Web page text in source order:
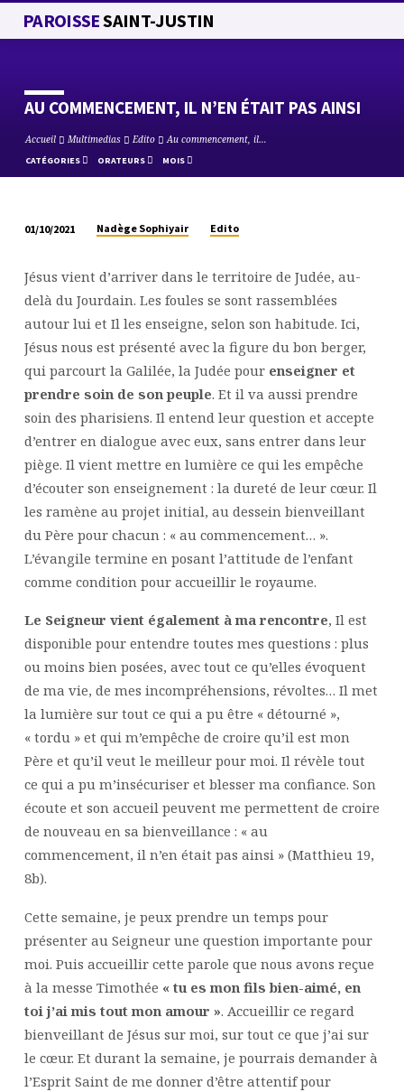
PAROISSESAINT-JUSTIN
AU COMMENCEMENT, IL N’EN ÉTAIT PAS AINSI
Accueil Multimedias Edito Au commencement, il…
CATÉGORIES ORATEURS MOIS
COMMENCEMENT,
IL
N’EN
ÉTAIT
PAS
AINSI
01/10/2021 Nadège Sophiyair Edito
Jésus vient d’arriver dans le territoire de Judée, au-
delà du Jourdain. Les foules se sont rassemblées
autour lui et Il les enseigne, selon son habitude. Ici,
Jésus nous est présenté avec la figure du bon berger,
qui parcourt la Galilée, la Judée pour enseigner et
prendre soin de son peuple. Et il va aussi prendre
soin des pharisiens. Il entend leur question et accepte
d’entrer en dialogue avec eux, sans entrer dans leur
piège. Il vient mettre en lumière ce qui les empêche
d’écouter son enseignement : la dureté de leur cœur. Il
les ramène au projet initial, au dessein bienveillant
du Père pour chacun : « au commencement… ».
L’évangile termine en posant l’attitude de l’enfant
comme condition pour accueillir le royaume.
Le Seigneur vient également à ma rencontre, Il est
disponible pour entendre toutes mes questions : plus
ou moins bien posées, avec tout ce qu’elles évoquent
de ma vie, de mes incompréhensions, révoltes… Il met
la lumière sur tout ce qui a pu être « détourné »,
« tordu » et qui m’empêche de croire qu’il est mon
Père et qu’il veut le meilleur pour moi. Il révèle tout
ce qui a pu m’insécuriser et blesser ma confiance. Son
écoute et son accueil peuvent me permettent de croire
de nouveau en sa bienveillance : « au
commencement, il n’en était pas ainsi » (Matthieu 19,
8b).
Cette semaine, je peux prendre un temps pour
présenter au Seigneur une question importante pour
moi. Puis accueillir cette parole que nous avons reçue
à la messe Timothée « tu es mon fils bien-aimé, en
toi j’ai mis tout mon amour ». Accueillir ce regard
bienveillant de Jésus sur moi, sur tout ce que j’ai sur
le cœur. Et durant la semaine, je pourrais demander à
l’Esprit Saint de me donner d’être attentif pour